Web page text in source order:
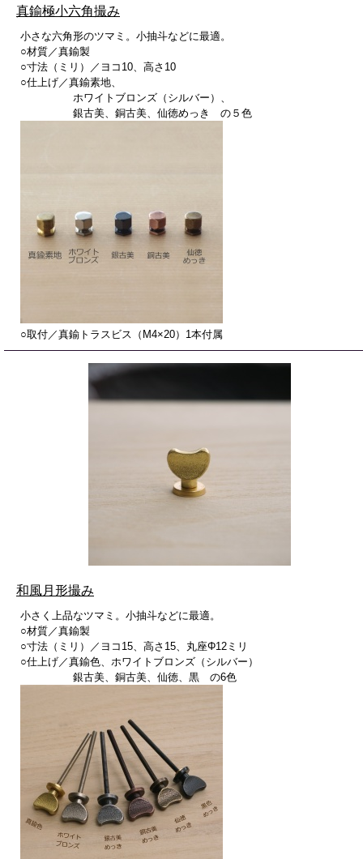
真鍮極小六角撮み
小さな六角形のツマミ。小抽斗などに最適。
○材質／真鍮製
○寸法（ミリ）／ヨコ10、高さ10
○仕上げ／真鍮素地、
ホワイトブロンズ（シルバー）、
銀古美、銅古美、仙徳めっき の５色
○取付／真鍮トラスビス（M4×20）1本付属
和風月形撮み
小さく上品なツマミ。小抽斗などに最適。
○材質／真鍮製
○寸法（ミリ）／ヨコ15、高さ15、丸座Φ12ミリ
○仕上げ／真鍮色、ホワイトブロンズ（シルバー）
銀古美、銅古美、仙徳、黒 の6色